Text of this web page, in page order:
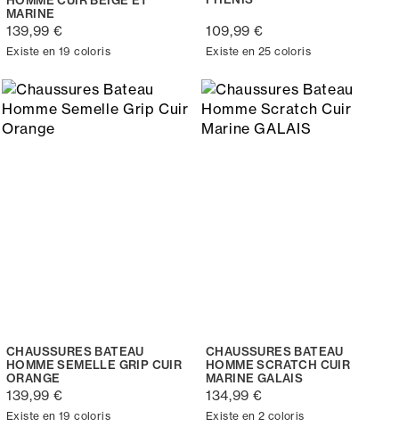
MARINE
139,99 €
Existe en 19 coloris
109,99 €
Existe en 25 coloris
CHAUSSURES BATEAU
HOMME SEMELLE GRIP CUIR
ORANGE
139,99 €
Existe en 19 coloris
CHAUSSURES BATEAU
HOMME SCRATCH CUIR
MARINE GALAIS
134,99 €
Existe en 2 coloris